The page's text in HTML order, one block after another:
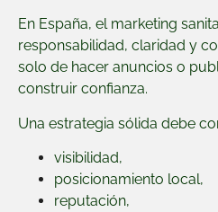
En España, el marketing
responsabilidad, claridad y
solo de hacer anuncios o
construir confianza.
Una estrategia sólida debe
visibilidad,
posicionamiento local,
reputación,